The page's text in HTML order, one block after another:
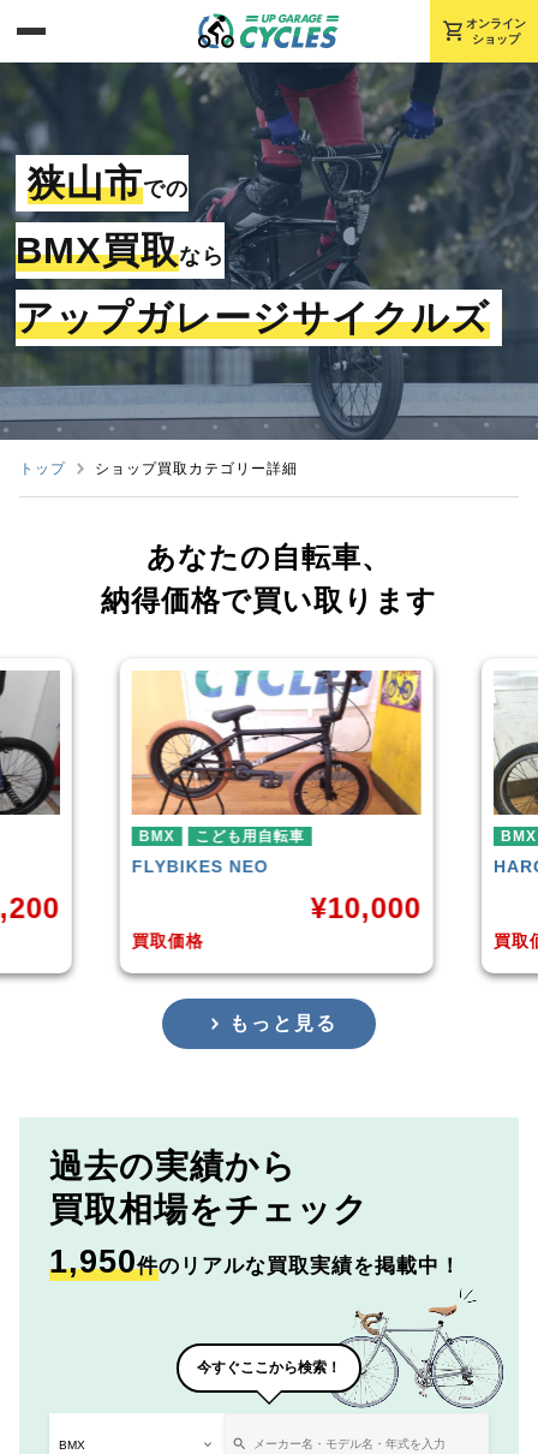
shopping_cart オンライン
ショップ
狭山市での
BMX買取なら
アップガレージサイクルズ
トップ ショップ買取カテゴリー詳細
あなたの自転車、
納得価格で買い取ります
¥10,000
BMX
HARODOWNTOWN
¥4,225
もっと見る
過去の実績から
買取相場をチェック
1,950件のリアルな買取実績を掲載中！
今すぐここから検索！